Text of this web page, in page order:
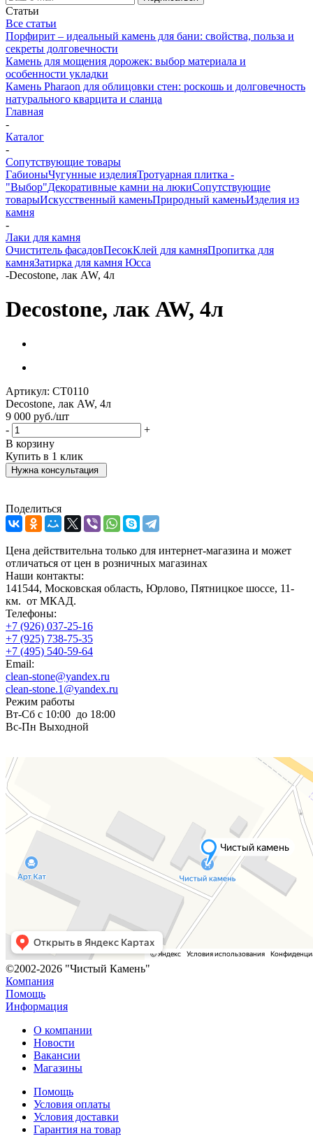
Статьи
Все статьи
Порфирит – идеальный камень для бани: свойства, польза и
секреты долговечности
Камень для мощения дорожек: выбор материала и
особенности укладки
Камень Pharaon для облицовки стен: роскошь и долговечность
натурального кварцита и сланца
Главная
-
Каталог
-
Сопутствующие товары
ГабионыЧугунные изделияТротуарная плитка -
"Выбор"Декоративные камни на люкиСопутствующие
товарыИскусственный каменьПриродный каменьИзделия из
камня
-
Лаки для камня
Очиститель фасадовПесокКлей для камняПропитка для
камняЗатирка для камня Юсса
-Decostone, лак AW, 4л
Decostone, лак AW, 4л
Артикул: СТ0110
Decostone, лак AW, 4л
9 000 руб./шт
-
+
В корзину
Купить в 1 клик
Нужна консультация
Поделиться
Цена действительна только для интернет-магазина и может
отличаться от цен в розничных магазинах
Наши контакты:
141544, Московская область, Юрлово, Пятницкое шоссе, 11-
км. от МКАД.
Телефоны:
+7 (926) 037-25-16
+7 (925) 738-75-35
+7 (495) 540-59-64
Email:
clean-stone@yandex.ru
clean-stone.1@yandex.ru
Режим работы
Вт-Сб с 10:00 до 18:00
Вс-Пн Выходной
©2002-2026 "Чистый Камень"
Компания
Помощь
Информация
О компании
Новости
Вакансии
Магазины
Помощь
Условия оплаты
Условия доставки
Гарантия на товар